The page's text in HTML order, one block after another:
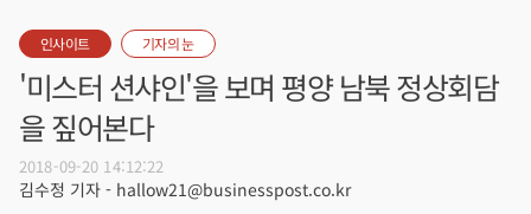
인사이트 기자의 눈
'미스터 션샤인'을 보며 평양 남북 정상회담
을 짚어본다
2018-09-20 14:12:22
김수정 기자 - hallow21@businesspost.co.kr